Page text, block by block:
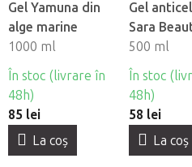
Gel Yamuna din
alge marine
1000 ml
În stoc (livrare în
48h)
85 lei
La coş
Gel
Sara
500 ml
În stoc
48h)
58 lei
La coş